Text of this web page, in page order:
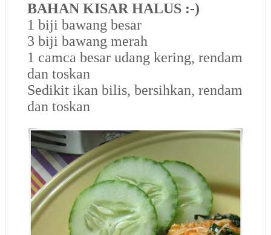
BAHAN KISAR HALUS :-)
1 biji bawang besar
3 biji bawang merah
1 camca besar udang kering, rendam
dan toskan
Sedikit ikan bilis, bersihkan, rendam
dan toskan